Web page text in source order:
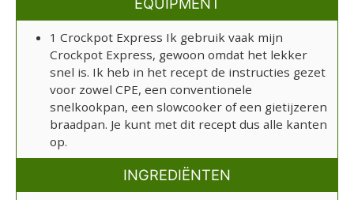
1 Crockpot Express Ik gebruik vaak mijn
Crockpot Express, gewoon omdat het lekker
snel is. Ik heb in het recept de instructies gezet
voor zowel CPE, een conventionele
snelkookpan, een slowcooker of een gietijzeren
braadpan. Je kunt met dit recept dus alle kanten
op.
INGREDIËNTEN